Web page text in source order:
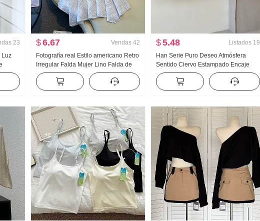
23
Luz
$6.67 Vendas 42
Fotografía real Estilo americano Retro
Irregular Falda Mujer Lino Falda de
longitud media Cuadros Falda de
línea A Irregular Cola de pez Péndulo
Falda
$5.48 Listados 19
Han Serie Puro Deseo Atmósfera
Sentido Ciervo Estampado Encaje
Encaje Oblicuo Hombro Camiseta
Hombros descubiertos Top